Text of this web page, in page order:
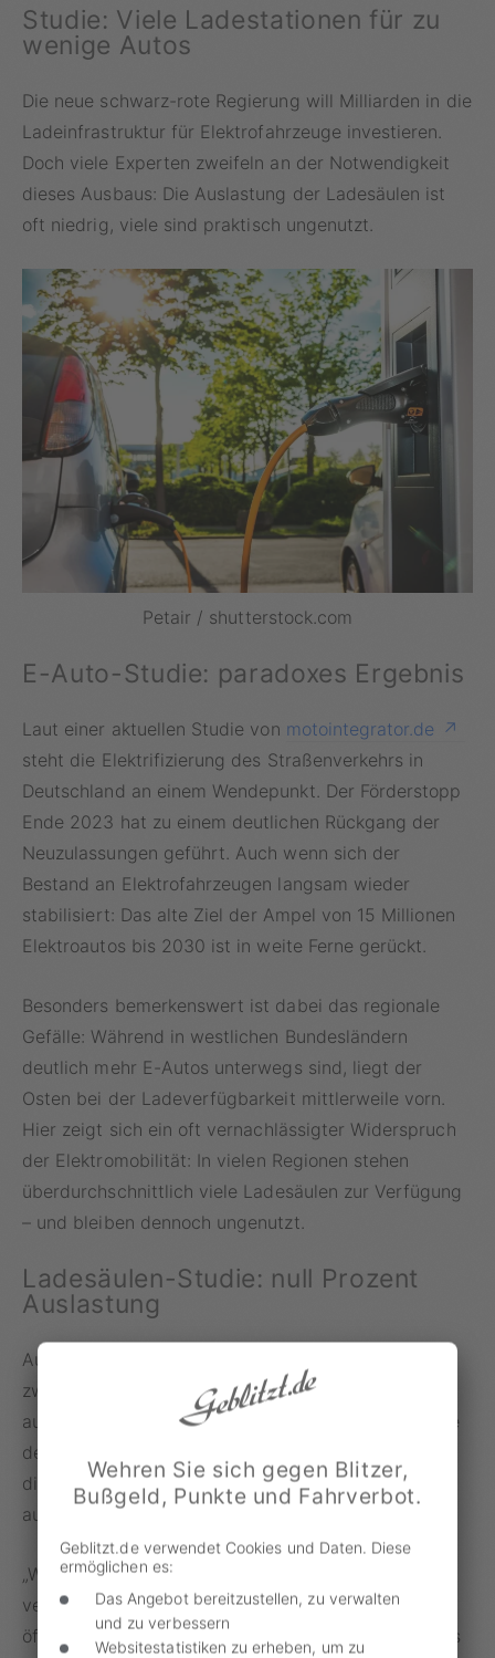
regionale Ungleichgewichte bei der
Ladeinfrastruktur.
Auslastung von null Prozent. Regionale
Unterschiede und die ungleiche Verteilung
zu dieser geringen Nutzung bei.
Ladeinfrastruktur weiterhin notwendig ist.
Angesichts der niedrigen Auslastung vieler
Steuermittel sinnvoll investiert werden oder
ob die Effizienz der bestehenden Infrastruktur
verbessert werden sollte.
Studie: Viele Ladestationen für zu
wenige Autos
Die neue schwarz-rote Regierung will Milliarden in die
Ladeinfrastruktur für Elektrofahrzeuge investieren.
Doch viele Experten zweifeln an der Notwendigkeit
dieses Ausbaus: Die Auslastung der Ladesäulen ist
oft niedrig, viele sind praktisch ungenutzt.
Petair / shutterstock.com
E-Auto-Studie: paradoxes Ergebnis
Laut einer aktuellen Studie von motointegrator.de
steht die Elektrifizierung des Straßenverkehrs in
Deutschland an einem Wendepunkt. Der Förderstopp
Ende 2023 hat zu einem deutlichen Rückgang der
Neuzulassungen geführt. Auch wenn sich der
Bestand an Elektrofahrzeugen langsam wieder
stabilisiert: Das alte Ziel der Ampel von 15 Millionen
Elektroautos bis 2030 ist in weite Ferne gerückt.
Besonders bemerkenswert ist dabei das regionale
Gefälle: Während in westlichen Bundesländern
deutlich mehr E-Autos unterwegs sind, liegt der
Osten bei der Ladeverfügbarkeit mittlerweile vorn.
Hier zeigt sich ein oft vernachlässigter Widerspruch
der Elektromobilität: In vielen Regionen stehen
überdurchschnittlich viele Ladesäulen zur Verfügung
– und bleiben dennoch ungenutzt.
Ladesäulen-Studie: null Prozent
Auslastung
Auch die Automobilwoche hat auf den Unterschied
zwischen Wunsch und Wirklichkeit beim E-Auto
aufmerksam gemacht und verweist auf eine Analyse
der Firma Elvah. Das Elektromobilitäts-Startup hat
die Daten öffentlich zugänglicher Ladestationen
ausgewertet:
„Während die Zahl der E-Auto-Neuzulassungen im
vergangenen Jahr sank, stieg die Zahl der
öffentlichen Ladepunkte in Deutschland um mehr als
Wehren Sie sich gegen Blitzer,
Bußgeld, Punkte und Fahrverbot.
Geblitzt.de verwendet Cookies und Daten. Diese
ermöglichen es:
Das Angebot bereitzustellen, zu verwalten
und zu verbessern
Websitestatistiken zu erheben, um zu